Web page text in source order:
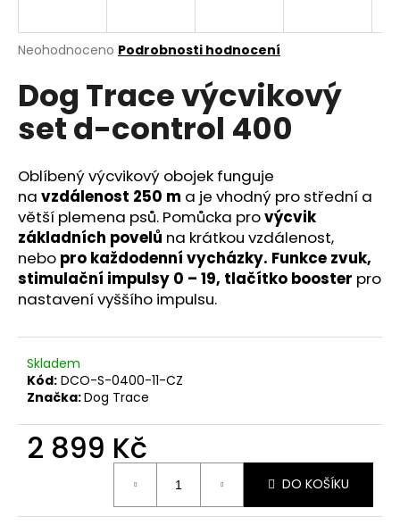
Průměrné
produktu
je
z
hvězdiček.
Neohodnoceno Podrobnosti hodnocení
Dog Trace výcvikový
set d-control 400
Oblíbený výcvikový obojek funguje
na vzdálenost 250 m a je vhodný pro střední a
větší plemena psů. Pomůcka provýcvik
základních povelů na krátkou vzdálenost,
nebo pro každodenní vycházky. Funkce zvuk,
stimulační impulsy 0 – 19, tlačítko booster pro
nastavení vyššího impulsu.
Skladem
Kód: DCO-S-0400-11-CZ
Značka:Dog Trace
2 899 Kč
DO KOŠÍKU
j
t
?
HLEDAT
D
o
o
u
č
u